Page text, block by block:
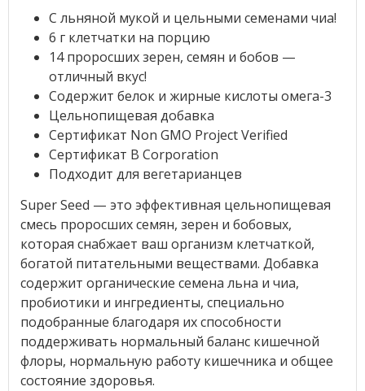
С льняной мукой и цельными семенами чиа!
6 г клетчатки на порцию
14 проросших зерен, семян и бобов —
отличный вкус!
Содержит белок и жирные кислоты омега-3
Цельнопищевая добавка
Сертификат Non GMO Project Verified
Сертификат B Corporation
Подходит для вегетарианцев
Super Seed — это эффективная цельнопищевая
смесь проросших семян, зерен и бобовых,
которая снабжает ваш организм клетчаткой,
богатой питательными веществами. Добавка
содержит органические семена льна и чиа,
пробиотики и ингредиенты, специально
подобранные благодаря их способности
поддерживать нормальный баланс кишечной
флоры, нормальную работу кишечника и общее
состояние здоровья.